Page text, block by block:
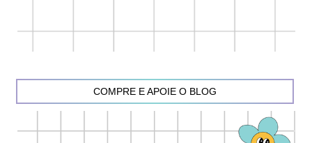
COMPRE E APOIE O BLOG